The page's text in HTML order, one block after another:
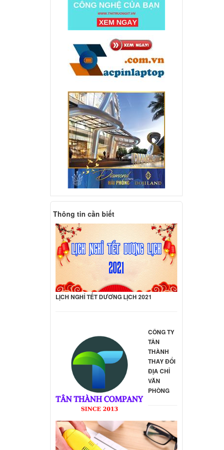
Thông tin cần biết
LỊCH NGHỈ TẾT DƯƠNG LỊCH 2021
CÔNG TY
TÂN
THÀNH
THAY ĐỔI
ĐỊA CHỈ
VĂN
PHÒNG